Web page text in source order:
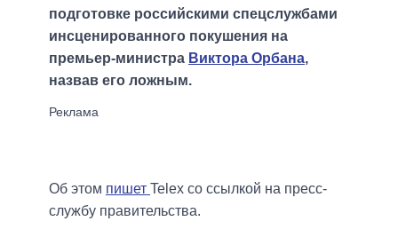
подготовке российскими спецслужбами
инсценированного покушения на
премьер-министра Виктора Орбана,
назвав его ложным.
Об этом пишет Telex со ссылкой на пресс-
службу правительства.